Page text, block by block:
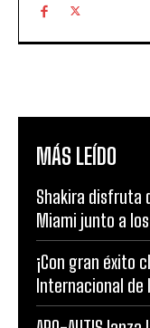
MÁS LEÍDO
Shakira disfruta
Miami junto a
¡Con gran éxito
Internacional de